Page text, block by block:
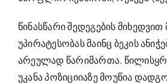
წინასწარი შედეგების მიხედვით
უპირატესობას მაინც ბეკის
არეულად წარიმართა.
უკანა პოზიციიაზე მოუწია